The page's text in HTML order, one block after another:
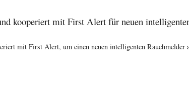
kooperiert mit First Alert für neuen
mit First Alert, um einen neuen intelligenten Rauchmelder